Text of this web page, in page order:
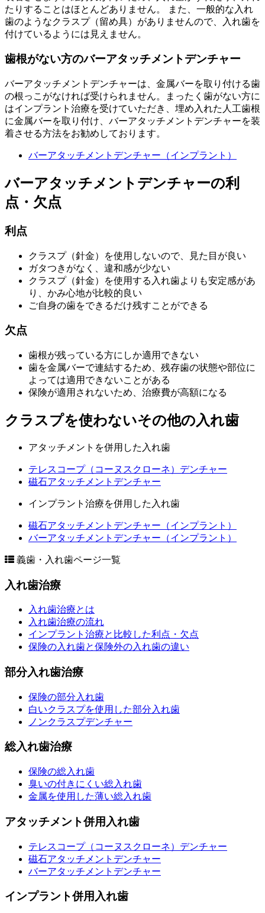
たりすることはほとんどありません。 また、一般的な入れ
歯のようなクラスプ（留め具）がありませんので、入れ歯を
付けているようには見えません。
歯根がない方のバーアタッチメントデンチャー
バーアタッチメントデンチャーは、金属バーを取り付ける歯
の根っこがなければ受けられません。まったく歯がない方に
はインプラント治療を受けていただき、埋め入れた人工歯根
に金属バーを取り付け、バーアタッチメントデンチャーを装
着させる方法をお勧めしております。
バーアタッチメントデンチャー（インプラント）
バーアタッチメントデンチャーの利
点・欠点
利点
クラスプ（針金）を使用しないので、見た目が良い
ガタつきがなく、違和感が少ない
クラスプ（針金）を使用する入れ歯よりも安定感があ
り、かみ心地が比較的良い
ご自身の歯をできるだけ残すことができる
欠点
歯根が残っている方にしか適用できない
歯を金属バーで連結するため、残存歯の状態や部位に
よっては適用できないことがある
保険が適用されないため、治療費が高額になる
クラスプを使わないその他の入れ歯
アタッチメントを併用した入れ歯
テレスコープ（コーヌスクローネ）デンチャー
磁石アタッチメントデンチャー
インプラント治療を併用した入れ歯
磁石アタッチメントデンチャー（インプラント）
バーアタッチメントデンチャー（インプラント）
義歯・入れ歯ページ一覧
入れ歯治療
入れ歯治療とは
入れ歯治療の流れ
インプラント治療と比較した利点・欠点
保険の入れ歯と保険外の入れ歯の違い
部分入れ歯治療
保険の部分入れ歯
白いクラスプを使用した部分入れ歯
ノンクラスプデンチャー
総入れ歯治療
保険の総入れ歯
臭いの付きにくい総入れ歯
金属を使用した薄い総入れ歯
アタッチメント併用入れ歯
テレスコープ（コーヌスクローネ）デンチャー
磁石アタッチメントデンチャー
バーアタッチメントデンチャー
インプラント併用入れ歯